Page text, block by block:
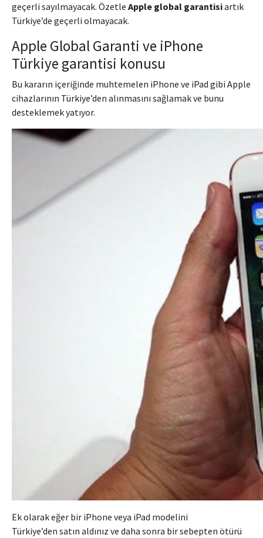
geçerli sayılmayacak. Özetle Apple global garantisiartık
Türkiye’de geçerli olmayacak.
Apple Global Garanti ve iPhone
Türkiye garantisi konusu
Bu kararın içeriğinde muhtemelen iPhone ve iPad gibi Apple
cihazlarının Türkiye’den alınmasını sağlamak ve bunu
desteklemek yatıyor.
Ek olarak eğer bir iPhone veya iPad modelini
Türkiye’den satın aldınız ve daha sonra bir sebepten ötürü